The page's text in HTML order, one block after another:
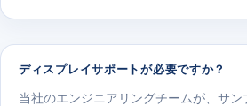
ディスプレイサポートが必要ですか？
当社のエンジニアリングチームが、サン